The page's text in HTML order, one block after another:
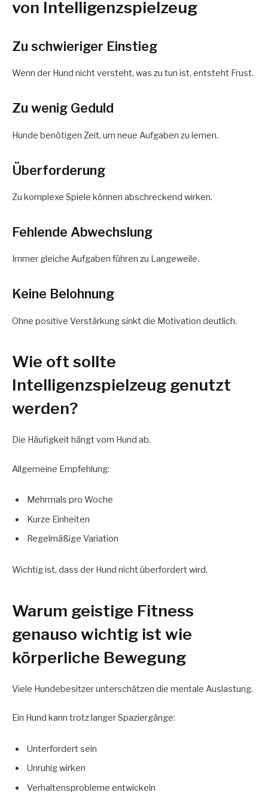
von Intelligenzspielzeug
Zu schwieriger Einstieg
Wenn der Hund nicht versteht, was zu tun ist, entsteht Frust.
Zu wenig Geduld
Hunde benötigen Zeit, um neue Aufgaben zu lernen.
Überforderung
Zu komplexe Spiele können abschreckend wirken.
Fehlende Abwechslung
Immer gleiche Aufgaben führen zu Langeweile.
Keine Belohnung
Ohne positive Verstärkung sinkt die Motivation deutlich.
Wie oft sollte
Intelligenzspielzeug genutzt
werden?
Die Häufigkeit hängt vom Hund ab.
Allgemeine Empfehlung:
Mehrmals pro Woche
Kurze Einheiten
Regelmäßige Variation
Wichtig ist, dass der Hund nicht überfordert wird.
Warum geistige Fitness
genauso wichtig ist wie
körperliche Bewegung
Viele Hundebesitzer unterschätzen die mentale Auslastung.
Ein Hund kann trotz langer Spaziergänge:
Unterfordert sein
Unruhig wirken
Verhaltensprobleme entwickeln